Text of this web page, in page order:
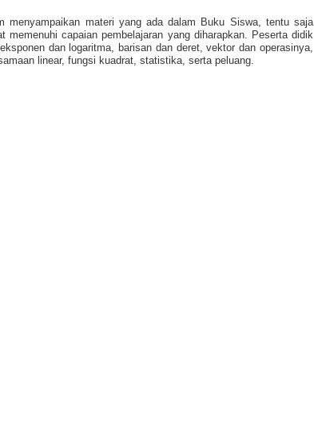
menyampaikan materi yang ada dalam Buku Siswa, tentu saja
memenuhi capaian pembelajaran yang diharapkan. Peserta didik
dan logaritma, barisan dan deret, vektor dan operasinya,
linear, fungsi kuadrat, statistika, serta peluang.